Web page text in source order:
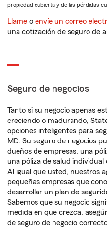
propiedad cubierta y de las pérdidas
Llame o envíe un correo
una cotización de seguro de
Seguro de negocios
Tanto si su negocio apenas
creciendo o madurando,
opciones inteligentes para
MD. Su seguro de negocios
dueños de empresas, una
una póliza de salud individual
Al igual que usted, nuestros
pequeñas empresas que
desarrollar un plan de
Sabemos que su negocio
medida en que crezca,
de seguro de negocio